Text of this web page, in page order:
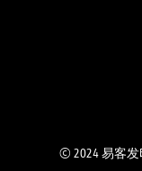
© 2024 易客